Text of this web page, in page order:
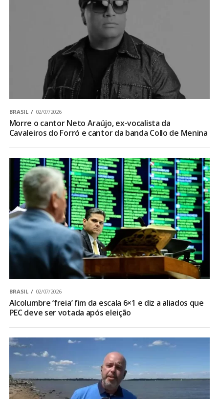
BRASIL 02/07/2026
Morre o cantor Neto Araújo, ex-vocalista da
Cavaleiros do Forró e cantor da banda Collo de Menina
BRASIL 02/07/2026
Alcolumbre ‘freia’ fim da escala 6×1 e diz a aliados que
PEC deve ser votada após eleição